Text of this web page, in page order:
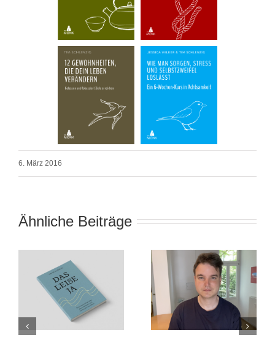
6. März 2016
Ähnliche Beiträge